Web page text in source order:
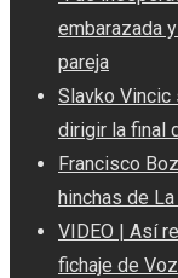
embarazada
pareja
Slavko Vincic
dirigir la final
Francisco
hinchas de
VIDEO | Así
fichaje de